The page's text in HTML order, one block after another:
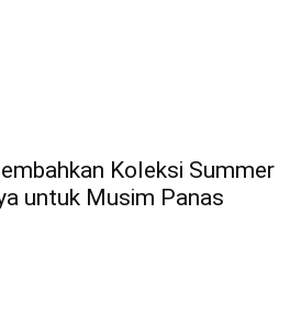
Koleksi Summer
untuk Musim Panas